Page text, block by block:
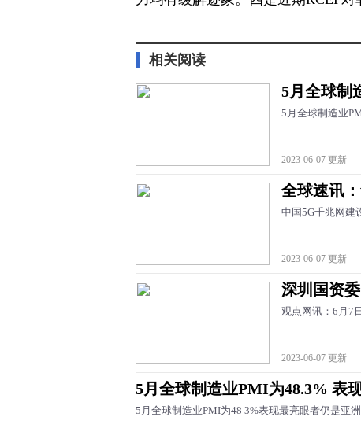
相关阅读
5月全球制
5月全球制造业
2023-06-07 更新
全球速讯
中国5G千兆网建
2023-06-07 更新
深圳国资
观点网讯：6月7
2023-06-07 更新
5月全球制造业PMI为48.3% 表
5月全球制造业PMI为48 3%表现最亮眼者仍是亚